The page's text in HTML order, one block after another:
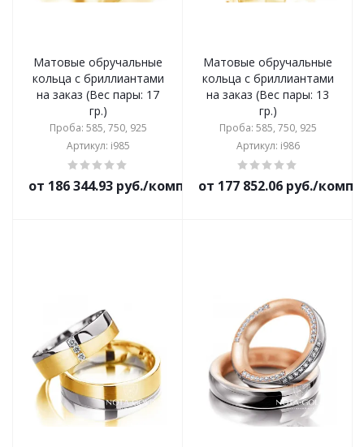
Матовые обручальные
кольца с бриллиантами
на заказ (Вес пары: 17
гр.)
Проба: 585, 750, 925
Артикул: i985
от 186 344.93 руб./комплект
Матовые обручальные
кольца с бриллиантами
на заказ (Вес пары: 13
гр.)
Проба: 585, 750, 925
Артикул: i986
от 177 852.06 руб./